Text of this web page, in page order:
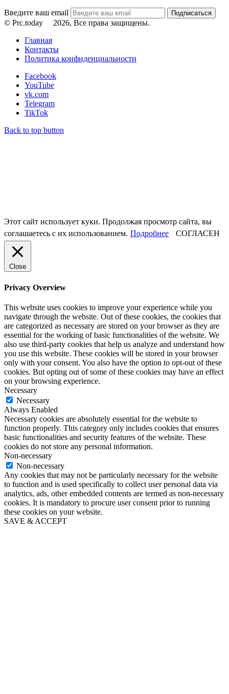
Введите ваш email
© Prc.today
2026, Все права защищены.
Главная
Контакты
Политика конфиденциальности
Facebook
YouTube
vk.com
Telegram
TikTok
Back to top button
Этот сайт использует куки. Продолжая просмотр сайта, вы
соглашаетесь с их использованием. Подробнее СОГЛАСЕН
Close
Privacy Overview
This website uses cookies to improve your experience while you
navigate through the website. Out of these cookies, the cookies that
are categorized as necessary are stored on your browser as they are
essential for the working of basic functionalities of the website. We
also use third-party cookies that help us analyze and understand how
you use this website. These cookies will be stored in your browser
only with your consent. You also have the option to opt-out of these
cookies. But opting out of some of these cookies may have an effect
on your browsing experience.
Necessary
Necessary
Always Enabled
Necessary cookies are absolutely essential for the website to
function properly. This category only includes cookies that ensures
basic functionalities and security features of the website. These
cookies do not store any personal information.
Non-necessary
Non-necessary
Any cookies that may not be particularly necessary for the website
to function and is used specifically to collect user personal data via
analytics, ads, other embedded contents are termed as non-necessary
cookies. It is mandatory to procure user consent prior to running
these cookies on your website.
SAVE & ACCEPT